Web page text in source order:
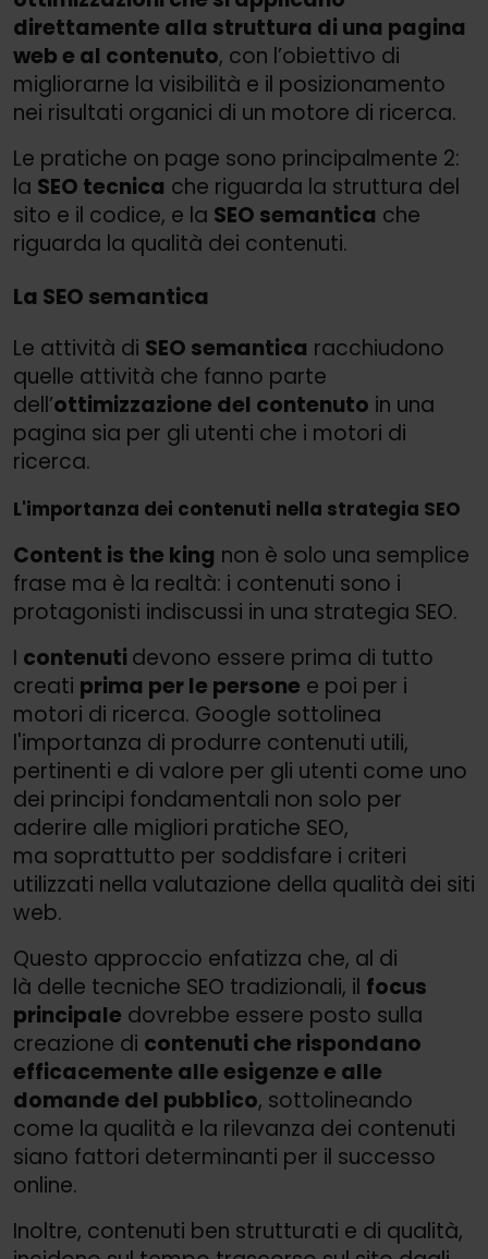
direttamente alla struttura di una pagina
web e al contenuto, con l’obiettivo di
migliorarne la visibilità e il posizionamento
nei risultati organici di un motore di ricerca.
Le pratiche on page sono principalmente 2:
la SEO tecnica che riguarda la struttura del
sito e il codice, e la SEO semantica che
riguarda la qualità dei contenuti.
La SEO semantica
Le attività di SEO semantica racchiudono
quelle attività che fanno parte
dell’ottimizzazione del contenuto in una
pagina sia per gli utenti che i motori di
ricerca.
L'importanza dei contenuti nella strategia SEO
Content is the king non è solo una semplice
frase ma è la realtà: i contenuti sono i
protagonisti indiscussi in una strategia SEO.
I contenuti devono essere prima di tutto
creati prima per le persone e poi per i
motori di ricerca. Google sottolinea
l'importanza di produrre contenuti utili,
pertinenti e di valore per gli utenti come uno
dei principi fondamentali non solo per
aderire alle migliori pratiche SEO,
ma soprattutto per soddisfare i criteri
utilizzati nella valutazione della qualità dei siti
web.
Questo approccio enfatizza che, al di
là delle tecniche SEO tradizionali, il focus
principale dovrebbe essere posto sulla
creazione di contenuti che rispondano
efficacemente alle esigenze e alle
domande del pubblico, sottolineando
come la qualità e la rilevanza dei contenuti
siano fattori determinanti per il successo
online.
Inoltre, contenuti ben strutturati e di qualità,